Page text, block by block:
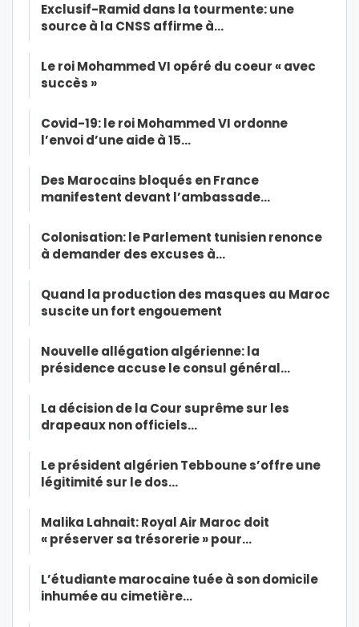
Exclusif-Ramid dans la tourmente: une
source à la CNSS affirme à…
Le roi Mohammed VI opéré du coeur « avec
succès »
Covid-19: le roi Mohammed VI ordonne
l’envoi d’une aide à 15…
Des Marocains bloqués en France
manifestent devant l’ambassade…
Colonisation: le Parlement tunisien renonce
à demander des excuses à…
Quand la production des masques au Maroc
suscite un fort engouement
Nouvelle allégation algérienne: la
présidence accuse le consul général…
La décision de la Cour suprême sur les
drapeaux non officiels…
Le président algérien Tebboune s’offre une
légitimité sur le dos…
Malika Lahnait: Royal Air Maroc doit
« préserver sa trésorerie » pour…
L’étudiante marocaine tuée à son domicile
inhumée au cimetière…